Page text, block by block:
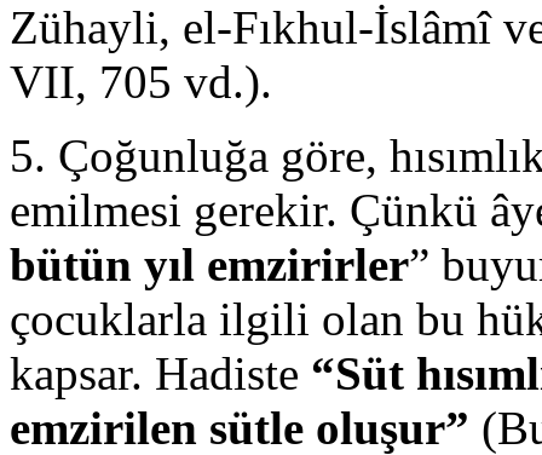
Zühayli, el-Fıkhul-İslâmî
VII, 705 vd.).
5. Çoğunluğa göre,
emilmesi gerekir. Çünkü
bütün yıl emzirirler”
çocuklarla ilgili olan bu
kapsar. Hadiste “Süt
emzirilen sütle oluşur”